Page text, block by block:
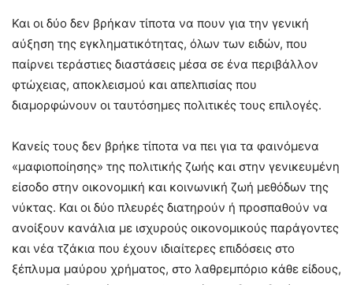
Και οι δύο δεν βρήκαν τίποτα να πουν για την γενική
αύξηση της εγκληματικότητας, όλων των ειδών, που
παίρνει τεράστιες διαστάσεις μέσα σε ένα περιβάλλον
φτώχειας, αποκλεισμού και απελπισίας που
διαμορφώνουν οι ταυτόσημες πολιτικές τους επιλογές.
Κανείς τους δεν βρήκε τίποτα να πει για τα φαινόμενα
«μαφιοποίησης» της πολιτικής ζωής και στην γενικευμένη
είσοδο στην οικονομική και κοινωνική ζωή μεθόδων της
νύκτας. Και οι δύο πλευρές διατηρούν ή προσπαθούν να
ανοίξουν κανάλια με ισχυρούς οικονομικούς παράγοντες
και νέα τζάκια που έχουν ιδιαίτερες επιδόσεις στο
ξέπλυμα μαύρου χρήματος, στο λαθρεμπόριο κάθε είδους,